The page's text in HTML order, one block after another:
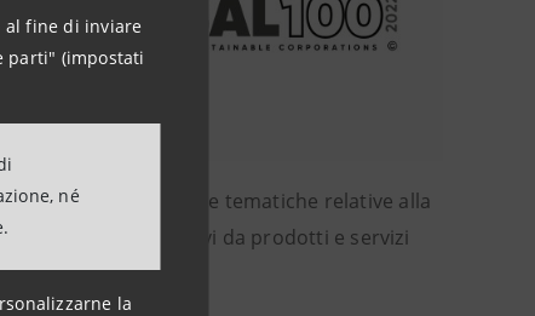
al fine di inviare
parti" (impostati
né
la
tra le altre, le tematiche relative alla
di genere, ai ricavi da prodotti e servizi